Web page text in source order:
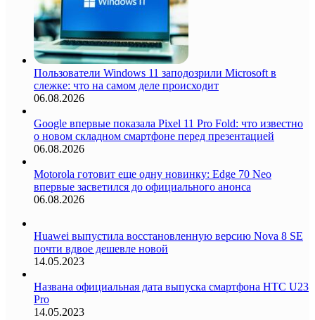
Пользователи Windows 11 заподозрили Microsoft в
слежке: что на самом деле происходит
06.08.2026
Google впервые показала Pixel 11 Pro Fold: что известно
о новом складном смартфоне перед презентацией
06.08.2026
Motorola готовит еще одну новинку: Edge 70 Neo
впервые засветился до официального анонса
06.08.2026
Huawei выпустила восстановленную версию Nova 8 SE
почти вдвое дешевле новой
14.05.2023
Названа официальная дата выпуска смартфона HTC U23
Pro
14.05.2023